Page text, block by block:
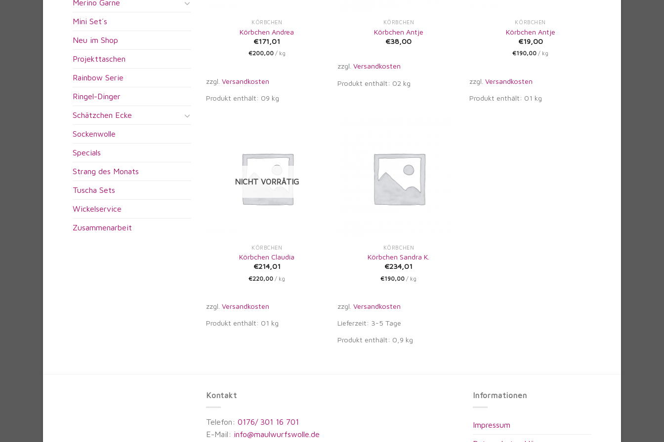
Merino Garne
Mini Set´s
Neu im Shop
Projekttaschen
Rainbow Serie
Ringel-Dinger
Schätzchen Ecke
Sockenwolle
Specials
Strang des Monats
Tuscha Sets
Wickelservice
Zusammenarbeit
KÖRBCHEN
Körbchen Andrea
€171,01
€200,00/ kg
zzgl. Versandkosten
Produkt enthält: 09 kg
KÖRBCHEN
Körbchen Antje
€38,00
zzgl.Versandkosten
Produkt enthält: 02 kg
KÖRBCHEN
Körbchen Antje
€19,00
€190,00 / kg
zzgl.Versandkosten
Produkt enthält: 01 kg
NICHT VORRÄTIG
KÖRBCHEN
Körbchen Claudia
€214,01
€220,00 / kg
zzgl. Versandkosten
Produkt enthält: 01 kg
KÖRBCHEN
Körbchen Sandra K.
€234,01
€190,00 / kg
zzgl.Versandkosten
Lieferzeit: 3-5 Tage
Produkt enthält: 0,9 kg
Kontakt
Telefon: 0176/ 301 16 701
E-Mail: info@maulwurfswolle.de
Informationen
Impressum